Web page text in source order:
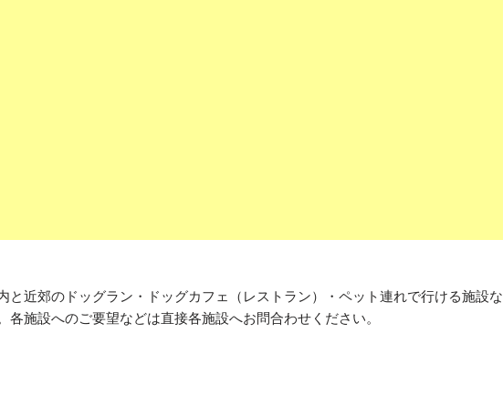
近郊のドッグラン・ドッグカフェ（レストラン）・ペット連れで行ける施設な
施設へのご要望などは直接各施設へお問合わせください。